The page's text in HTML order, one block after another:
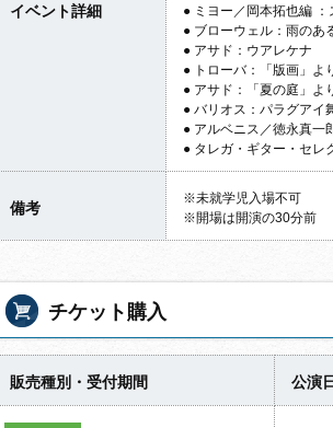
イベント詳細
● ミヨー／岡本拓也編 ：
● ブローウェル：雨のあ
● アサド：ウアレケナ
● トローバ：「版画」
● アサド：「夏の庭」よ
● バリオス：パラグアイ
● アルベニス／徳永真一
● タレガ・ギター・セ
備考
※未就学児入場不可
※開場は開演の30分前
チケット購入
販売種別・受付期間 公演日